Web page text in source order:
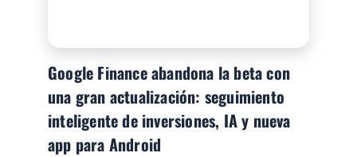
Google Finance abandona la beta con
una gran actualización: seguimiento
inteligente de inversiones, IA y nueva
app para Android